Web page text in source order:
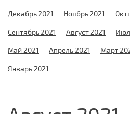
Декабрь 2021 Ноябрь 2021
Сентябрь 2021 Август 2021
Май 2021 Апрель 2021 Март
Январь 2021